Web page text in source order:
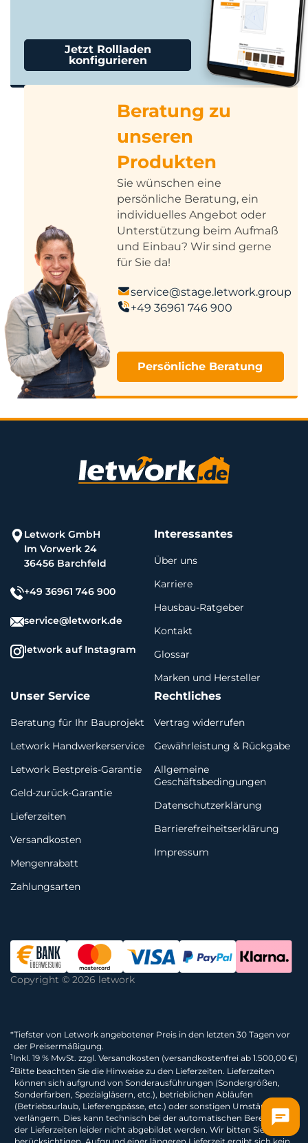
Jetzt Rollladen
konfigurieren
Beratung zu
unseren
Produkten
Sie wünschen eine
persönliche Beratung, ein
individuelles Angebot oder
Unterstützung beim Aufmaß
und Einbau? Wir sind gerne
für Sie da!
service@stage.letwork.group
+49 36961 746 900
Persönliche Beratung
Letwork GmbH
Im Vorwerk 24
36456 Barchfeld
+49 36961 746 900
service@letwork.de
letwork auf Instagram
Interessantes
Über uns
Karriere
Hausbau-Ratgeber
Kontakt
Glossar
Marken und Hersteller
Unser Service
Beratung für Ihr Bauprojekt
Letwork Handwerkerservice
Letwork Bestpreis-Garantie
Geld-zurück-Garantie
Lieferzeiten
Versandkosten
Mengenrabatt
Zahlungsarten
Rechtliches
Vertrag widerrufen
Gewährleistung & Rückgabe
Allgemeine
Geschäftsbedingungen
Datenschutzerklärung
Barrierefreiheitserklärung
Impressum
Copyright © 2026 letwork
*Tiefster von Letwork angebotener Preis in den letzten 30 Tagen vor
der Preisermäßigung.
1Inkl. 19 % MwSt. zzgl. Versandkosten (versandkostenfrei ab 1.500,00 €)
2Bitte beachten Sie die Hinweise zu den Lieferzeiten. Lieferzeiten
können sich aufgrund von Sonderausführungen (Sondergrößen,
Sonderfarben, Spezialgläsern, etc.), betrieblichen Abläufen
(Betriebsurlaub, Lieferengpässe, etc.) oder sonstigen Umständen
verlängern. Dies kann technisch bei der automatischen Berechnung
der Lieferzeiten leider nicht abgebildet werden. Wir bitten Sie dies zu